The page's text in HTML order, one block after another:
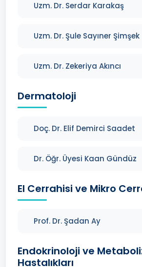
Uzm. Dr. Serdar Karakaş
Uzm. Dr. Şule Sayıner Şimşek
Uzm. Dr. Zekeriya Akıncı
Dermatoloji
Doç. Dr. Elif Demirci Saadet
Dr. Öğr. Üyesi Kaan Gündüz
El Cerrahisi ve Mikro
Prof. Dr. Şadan Ay
Endokrinoloji ve
Hastalıkları